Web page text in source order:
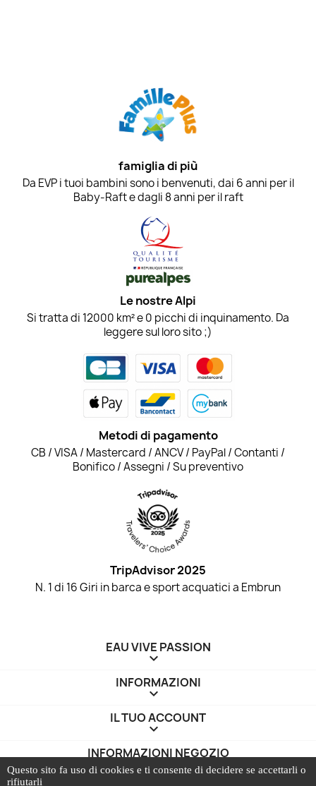
famiglia di più
Da EVP i tuoi bambini sono i benvenuti, dai 6 anni per il
Baby-Raft e dagli 8 anni per il raft
Le nostre Alpi
Si tratta di 12000 km² e 0 picchi di inquinamento. Da
leggere sul loro sito ;)
Metodi di pagamento
CB / VISA / Mastercard / ANCV / PayPal / Contanti /
Bonifico / Assegni / Su preventivo
TripAdvisor 2025
N. 1 di 16 Giri in barca e sport acquatici a Embrun
EAU VIVE PASSION

INFORMAZIONI

IL TUO ACCOUNT

INFORMAZIONI NEGOZIO
keyboard_arrow_down
Questo sito fa uso di cookies e ti consente di decidere se accettarli o
rifiutarli